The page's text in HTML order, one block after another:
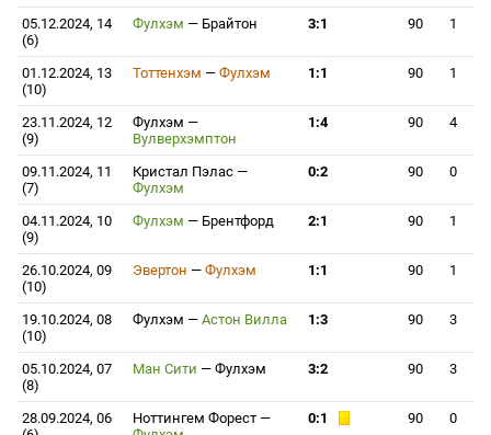
05.12.2024, 14
(6)
Фулхэм — Брайтон 3:1 90 1
01.12.2024, 13
(10)
Тоттенхэм — Фулхэм 1:1 90 1
23.11.2024, 12
(9)
Фулхэм —
Вулверхэмптон
1:4 90 4
09.11.2024, 11
(7)
Кристал Пэлас —
Фулхэм
0:2 90 0
04.11.2024, 10
(9)
Фулхэм — Брентфорд 2:1 90 1
26.10.2024, 09
(10)
Эвертон — Фулхэм 1:1 90 1
19.10.2024, 08
(10)
Фулхэм — Астон Вилла 1:3 90 3
05.10.2024, 07
(8)
Ман Сити — Фулхэм 3:2 90 3
28.09.2024, 06
Ноттингем Форест —
0:1 90 0